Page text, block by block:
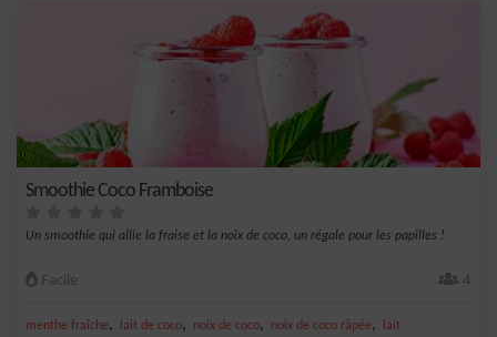
Smoothie Coco Framboise
Un smoothie qui allie la fraise et la noix de coco, un régale pour les papilles !
Facile 4
menthe fraîche, lait de coco, noix de coco, noix de coco râpée, lait